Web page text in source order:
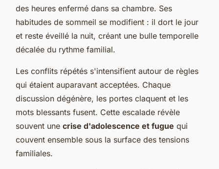
des heures enfermé dans sa chambre. Ses
habitudes de sommeil se modifient : il dort le jour
et reste éveillé la nuit, créant une bulle temporelle
décalée du rythme familial.
Les conflits répétés s'intensifient autour de règles
qui étaient auparavant acceptées. Chaque
discussion dégénère, les portes claquent et les
mots blessants fusent. Cette escalade révèle
souvent une crise d'adolescence et fugue qui
couvent ensemble sous la surface des tensions
familiales.